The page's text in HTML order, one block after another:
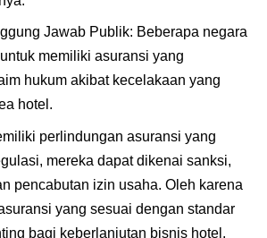
Jawab Publik: Beberapa negara
memiliki asuransi yang
hukum akibat kecelakaan yang
hotel.
perlindungan asuransi yang
mereka dapat dikenai sanksi,
pencabutan izin usaha. Oleh karena
yang sesuai dengan standar
bagi keberlanjutan bisnis hotel.